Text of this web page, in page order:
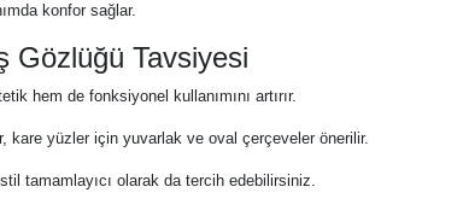
konfor sağlar.
Gözlüğü Tavsiyesi
hem de fonksiyonel kullanımını artırır.
kare yüzler için yuvarlak ve oval çerçeveler önerilir.
tamamlayıcı olarak da tercih edebilirsiniz.